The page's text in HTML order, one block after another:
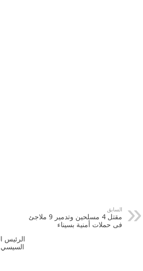
السابق
مقتل 4 مسلحين وتدمير 9 ملاجئ
فى حملات أمنية بسيناء
الرئيس
السيسي